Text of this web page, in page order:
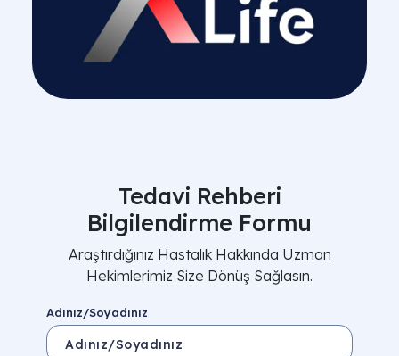
Tedavi Rehberi
Bilgilendirme Formu
Araştırdığınız Hastalık Hakkında Uzman
Hekimlerimiz Size Dönüş Sağlasın.
Adınız/Soyadınız